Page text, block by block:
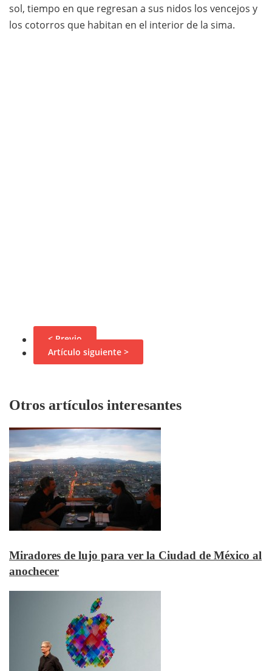
sol, tiempo en que regresan a sus nidos los vencejos y
los cotorros que habitan en el interior de la sima.
< Previo
Artículo siguiente >
Otros artículos interesantes
Miradores de lujo para ver la Ciudad de México al
anochecer